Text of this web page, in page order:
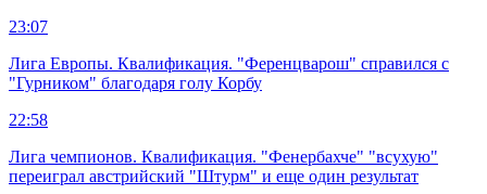
23:07
Лига Европы. Квалификация. "Ференцварош" справился с
"Гурником" благодаря голу Корбу
22:58
Лига чемпионов. Квалификация. "Фенербахче" "всухую"
переиграл австрийский "Штурм" и еще один результат